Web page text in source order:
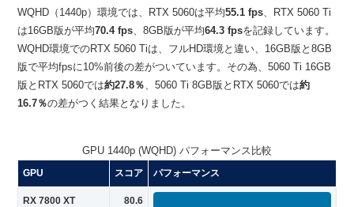
WQHD（1440p）環境では、RTX 5060は平均55.1 fps、RTX 5060 Ti
は16GB版が平均70.4 fps、8GB版が平均64.3 fpsを記録しています。
WQHD環境でのRTX 5060 Tiは、フルHD環境と違い、16GB版と8GB
版で平均fpsに10%前後の差がついています。その為、5060 Ti 16GB
版とRTX 5060では約27.8％、5060 Ti 8GB版とRTX 5060では約
16.7％の差がつく結果となりました。
GPU 1440p (WQHD) パフォーマンス比較
GPU スコア パフォーマンス
RX 7800 XT 80.6